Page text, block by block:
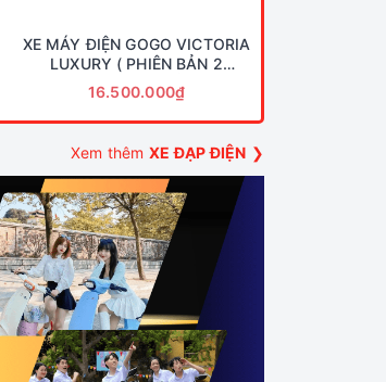
XE MÁY ĐIỆN GOGO VICTORIA
LUXURY ( PHIÊN BẢN 2
PHANH ĐĨA CAO CẤP ) 2025
16.500.000₫
Xem thêm XE ĐẠP ĐIỆN ❯